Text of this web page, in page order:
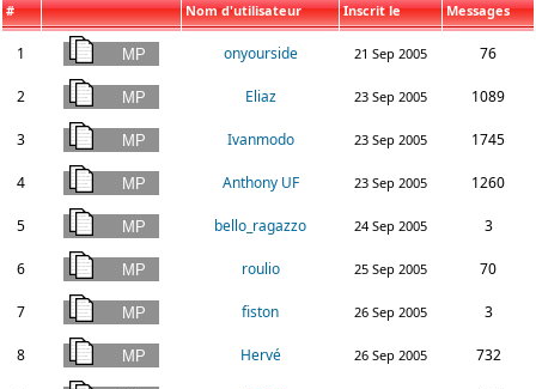
# Nom d'utilisateur Inscrit le Messages
1 onyourside 21 Sep 2005 76
2 Eliaz 23 Sep 2005 1089
3 Ivanmodo 23 Sep 2005 1745
4 Anthony UF 23 Sep 2005 1260
5 bello_ragazzo 24 Sep 2005 3
6 roulio 25 Sep 2005 70
7 fiston 26 Sep 2005 3
8 Hervé 26 Sep 2005 732